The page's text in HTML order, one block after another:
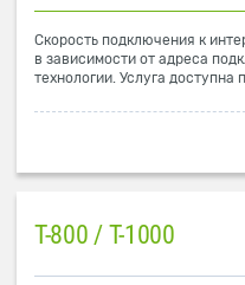
Скорость подключения к
в зависимости от адреса
технологии. Услуга
T-800 / T-1000